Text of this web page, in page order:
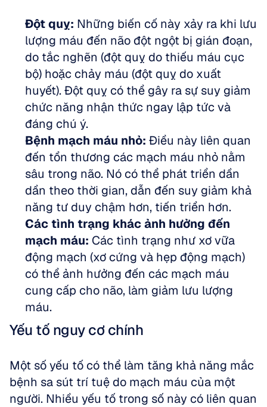
Đột quỵ: Những biến cố này xảy ra khi lưu
lượng máu đến não đột ngột bị gián đoạn,
do tắc nghẽn (đột quỵ do thiếu máu cục
bộ) hoặc chảy máu (đột quỵ do xuất
huyết). Đột quỵ có thể gây ra sự suy giảm
chức năng nhận thức ngay lập tức và
đáng chú ý.
Bệnh mạch máu nhỏ: Điều này liên quan
đến tổn thương các mạch máu nhỏ nằm
sâu trong não. Nó có thể phát triển dần
dần theo thời gian, dẫn đến suy giảm khả
năng tư duy chậm hơn, tiến triển hơn.
Các tình trạng khác ảnh hưởng đến
mạch máu: Các tình trạng như xơ vữa
động mạch (xơ cứng và hẹp động mạch)
có thể ảnh hưởng đến các mạch máu
cung cấp cho não, làm giảm lưu lượng
máu.
Yếu tố nguy cơ chính
Một số yếu tố có thể làm tăng khả năng mắc
bệnh sa sút trí tuệ do mạch máu của một
người. Nhiều yếu tố trong số này có liên quan